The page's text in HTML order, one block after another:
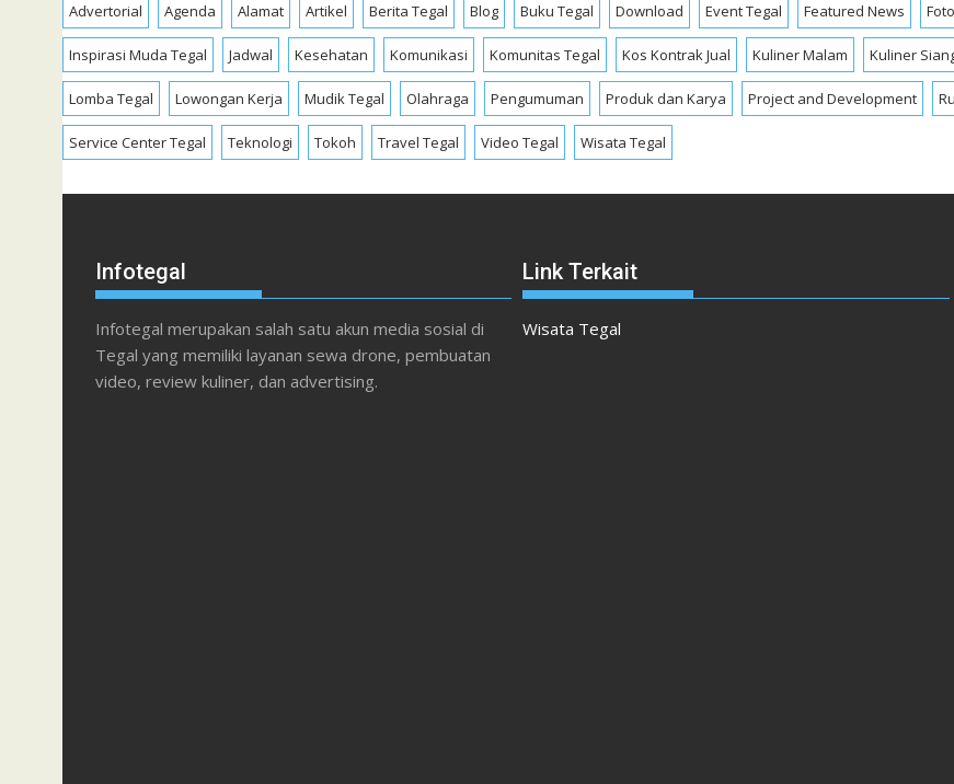
Advertorial Agenda Alamat Artikel Berita Tegal Blog Buku Tegal Download Event Tegal Featured News Foto
Inspirasi Muda Tegal Jadwal Kesehatan Komunikasi Komunitas Tegal Kos Kontrak Jual Kuliner Malam Kuliner
Lomba Tegal Lowongan Kerja Mudik Tegal Olahraga Pengumuman Produk dan Karya Project and Development
Service Center Tegal Teknologi Tokoh Travel Tegal Video Tegal Wisata Tegal
Infotegal
Infotegal merupakan salah satu akun media sosial di
Tegal yang memiliki layanan sewa drone, pembuatan
video, review kuliner, dan advertising.
Link Terkait
Wisata Tegal